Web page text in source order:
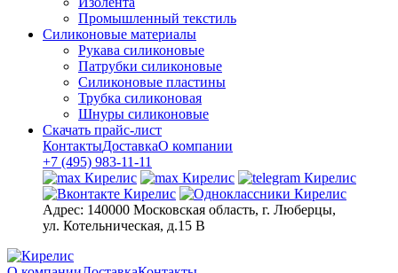
Промышленный текстиль
Силиконовые материалы
Рукава силиконовые
Патрубки силиконовые
Силиконовые пластины
Трубка силиконовая
Шнуры силиконовые
Скачать прайс-лист
КонтактыДоставкаО компании
+7 (495) 983-11-11
Адрес: 140000 Московская область, г. Люберцы,
ул. Котельническая, д.15 В